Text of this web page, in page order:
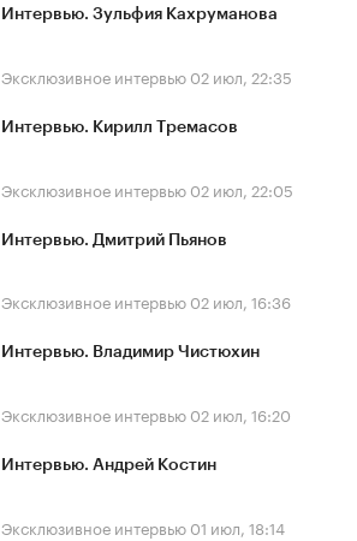
Интервью. Зульфия Кахруманова
Эксклюзивное интервью 02 июл, 22:35
Интервью. Кирилл Тремасов
Эксклюзивное интервью 02 июл, 22:05
Интервью. Дмитрий Пьянов
Эксклюзивное интервью 02 июл, 16:36
Интервью. Владимир Чистюхин
Эксклюзивное интервью 02 июл, 16:20
Интервью. Андрей Костин
Эксклюзивное интервью 01 июл, 18:14